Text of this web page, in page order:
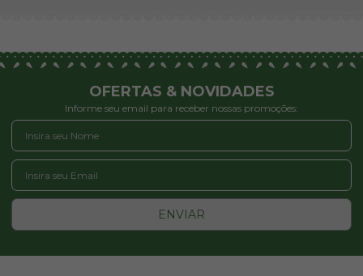
OFERTAS & NOVIDADES
Informe seu email para receber nossas promoções:
ENVIAR